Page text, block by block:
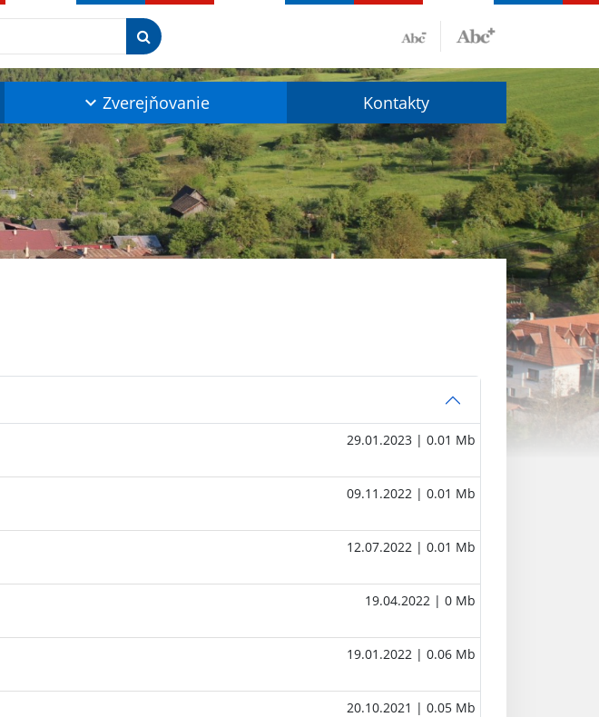
Zverejňovanie Kontakty
29.01.2023 | 0.01 Mb
09.11.2022 | 0.01 Mb
12.07.2022 | 0.01 Mb
19.04.2022 | 0 Mb
19.01.2022 | 0.06 Mb
20.10.2021 | 0.05 Mb